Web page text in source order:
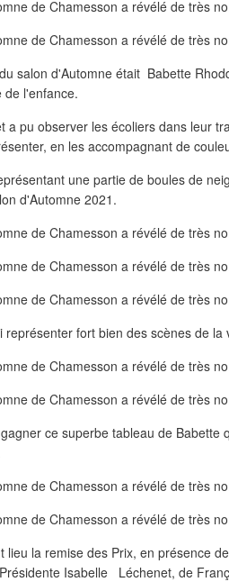
salon d'Automne était Babette
de l'enfance.
a pu observer les écoliers dans leur
en les accompagnant de
une partie de boules de
d'Automne 2021.
représenter fort bien des scènes de la
ce superbe tableau de Babette
lieu la remise des Prix, en présence
Isabelle Léchenet, de